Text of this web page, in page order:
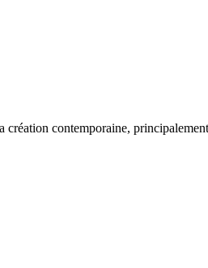
contemporaine,